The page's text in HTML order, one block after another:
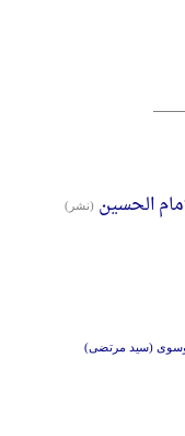
الحسین (نشر)
(سید مرتضی)